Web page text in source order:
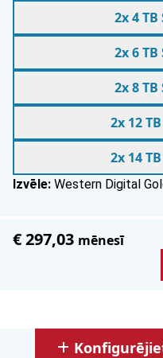
2x 4 TB
2x 6 TB
2x 8 TB
2x 12
2x 14
Izvēle: Western Digital
€ 297,03 mēnesī